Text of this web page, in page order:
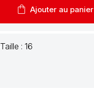
shopping_bag Ajouter au panier
Taille : 16